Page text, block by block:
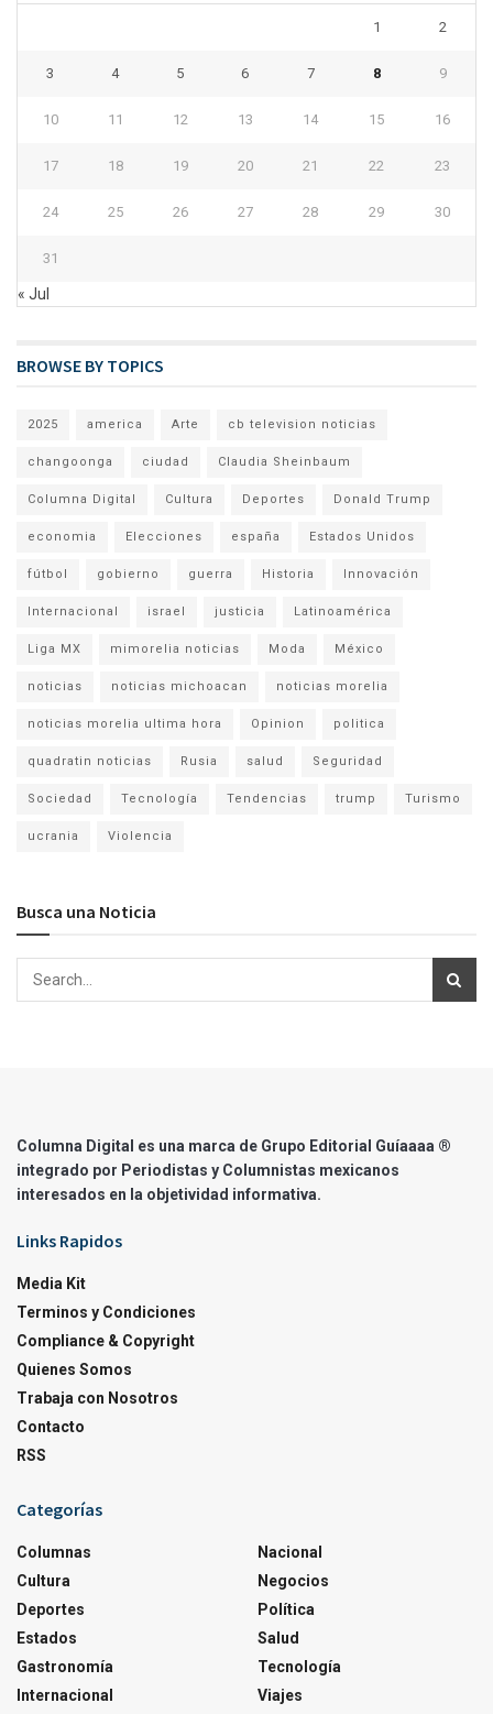
1 2
3 4 5 6 7 8 9
10 11 12 13 14 15 16
17 18 19 20 21 22 23
24 25 26 27 28 29 30
31
« Jul
BROWSE BY TOPICS
2025 america Arte cb television noticias
changoonga ciudad Claudia Sheinbaum
Columna Digital Cultura Deportes Donald Trump
economia Elecciones españa Estados Unidos
fútbol gobierno guerra Historia Innovación
Internacional israel justicia Latinoamérica
Liga MX mimorelia noticias Moda México
noticias noticias michoacan noticias morelia
noticias morelia ultima hora Opinion politica
quadratin noticias Rusia salud Seguridad
Sociedad Tecnología Tendencias trump Turismo
ucrania Violencia
Busca una Noticia
Columna Digital es una marca de Grupo Editorial Guíaaaa ®
integrado por Periodistas y Columnistas mexicanos
interesados en la objetividad informativa.
Links Rapidos
Media Kit
Terminos y Condiciones
Compliance & Copyright
Quienes Somos
Trabaja con Nosotros
Contacto
RSS
Categorías
Columnas
Cultura
Deportes
Estados
Gastronomía
Internacional
Nacional
Negocios
Política
Salud
Tecnología
Viajes